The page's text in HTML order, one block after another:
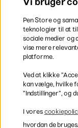
Pen Store og
teknologier til at
sociale medier og
vise mere
platforme.
Ved at klikke
kan vælge, hvilke
”Indstillinger”, og
I vores
hvordan de bruges.